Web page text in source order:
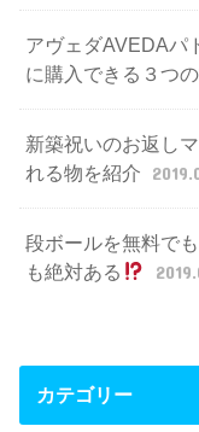
アヴェダAVEDAパ
に購入できる３つ
新築祝いのお返し
れる物を紹介
段ボールを無料で
も絶対ある
カテゴリー